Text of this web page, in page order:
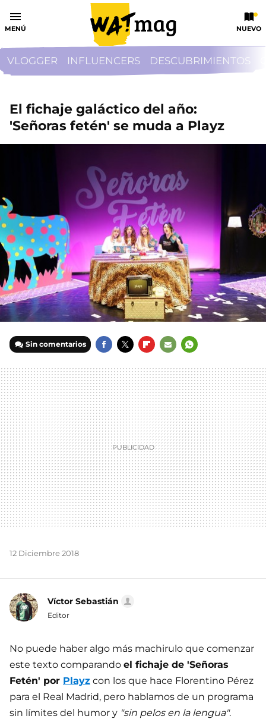
MENÚ NUEVO
VLOGGER INFLUENCERS DESCUBRIMIENTOS
El fichaje galáctico del año:
'Señoras fetén' se muda a Playz
Sin comentarios
MAIL
12 Diciembre 2018
Víctor Sebastián
Editor
No puede haber algo más machirulo que comenzar
este texto comparando el fichaje de 'Señoras
Fetén' por Playz con los que hace Florentino Pérez
para el Real Madrid, pero hablamos de un programa
sin límites del humor y "sin pelos en la lengua".